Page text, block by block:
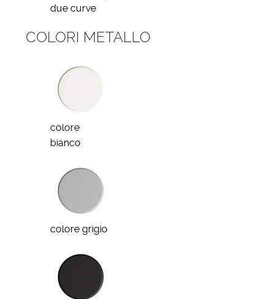
due curve
COLORI METALLO
colore
bianco
colore grigio